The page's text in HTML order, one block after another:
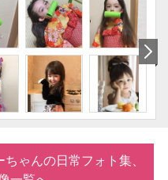
ゃんの日常フォト集、